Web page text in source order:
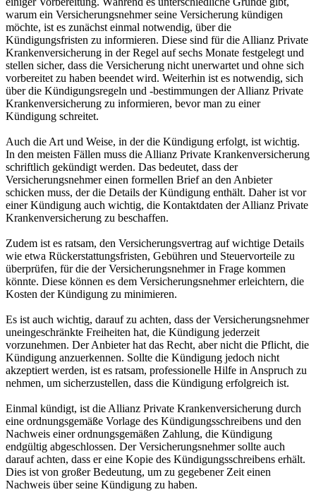
warum ein Versicherungsnehmer seine Versicherung kündigen
möchte, ist es zunächst einmal notwendig, über die
Kündigungsfristen zu informieren. Diese sind für die Allianz Private
Krankenversicherung in der Regel auf sechs Monate festgelegt und
stellen sicher, dass die Versicherung nicht unerwartet und ohne sich
vorbereitet zu haben beendet wird. Weiterhin ist es notwendig, sich
über die Kündigungsregeln und -bestimmungen der Allianz Private
Krankenversicherung zu informieren, bevor man zu einer
Kündigung schreitet.
Auch die Art und Weise, in der die Kündigung erfolgt, ist wichtig.
In den meisten Fällen muss die Allianz Private Krankenversicherung
schriftlich gekündigt werden. Das bedeutet, dass der
Versicherungsnehmer einen formellen Brief an den Anbieter
schicken muss, der die Details der Kündigung enthält. Daher ist vor
einer Kündigung auch wichtig, die Kontaktdaten der Allianz Private
Krankenversicherung zu beschaffen.
Zudem ist es ratsam, den Versicherungsvertrag auf wichtige Details
wie etwa Rückerstattungsfristen, Gebühren und Steuervorteile zu
überprüfen, für die der Versicherungsnehmer in Frage kommen
könnte. Diese können es dem Versicherungsnehmer erleichtern, die
Kosten der Kündigung zu minimieren.
Es ist auch wichtig, darauf zu achten, dass der Versicherungsnehmer
uneingeschränkte Freiheiten hat, die Kündigung jederzeit
vorzunehmen. Der Anbieter hat das Recht, aber nicht die Pflicht, die
Kündigung anzuerkennen. Sollte die Kündigung jedoch nicht
akzeptiert werden, ist es ratsam, professionelle Hilfe in Anspruch zu
nehmen, um sicherzustellen, dass die Kündigung erfolgreich ist.
Einmal kündigt, ist die Allianz Private Krankenversicherung durch
eine ordnungsgemäße Vorlage des Kündigungsschreibens und den
Nachweis einer ordnungsgemäßen Zahlung, die Kündigung
endgültig abgeschlossen. Der Versicherungsnehmer sollte auch
darauf achten, dass er eine Kopie des Kündigungsschreibens erhält.
Dies ist von großer Bedeutung, um zu gegebener Zeit einen
Nachweis über seine Kündigung zu haben.